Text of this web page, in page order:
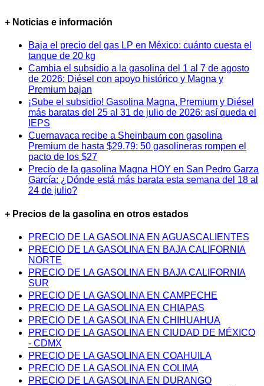
+ Noticias e información
Baja el precio del gas LP en México: cuánto cuesta el
tanque de 20 kg
Cambia el subsidio a la gasolina del 1 al 7 de agosto
de 2026: Diésel con apoyo histórico y Magna y
Premium bajan
¡Sube el subsidio! Gasolina Magna, Premium y Diésel
más baratas del 25 al 31 de julio de 2026: así queda el
IEPS
Cuernavaca recibe a Sheinbaum con gasolina
Premium de hasta $29.79: 50 gasolineras rompen el
pacto de los $27
Precio de la gasolina Magna HOY en San Pedro Garza
García: ¿Dónde está más barata esta semana del 18 al
24 de julio?
+ Precios de la gasolina en otros estados
PRECIO DE LA GASOLINA EN AGUASCALIENTES
PRECIO DE LA GASOLINA EN BAJA CALIFORNIA
NORTE
PRECIO DE LA GASOLINA EN BAJA CALIFORNIA
SUR
PRECIO DE LA GASOLINA EN CAMPECHE
PRECIO DE LA GASOLINA EN CHIAPAS
PRECIO DE LA GASOLINA EN CHIHUAHUA
PRECIO DE LA GASOLINA EN CIUDAD DE MÉXICO
- CDMX
PRECIO DE LA GASOLINA EN COAHUILA
PRECIO DE LA GASOLINA EN COLIMA
PRECIO DE LA GASOLINA EN DURANGO